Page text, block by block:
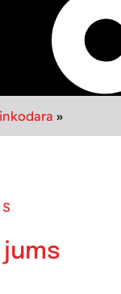
»
jums